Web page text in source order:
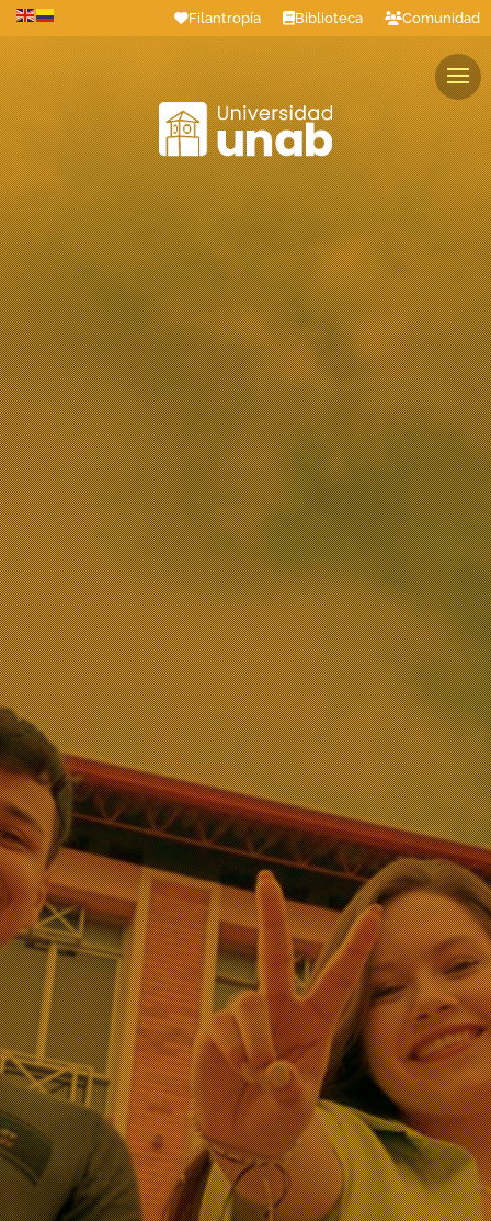
Filantropía Biblioteca Comunidad
Estudiantes Profesores Colaboradores Graduados